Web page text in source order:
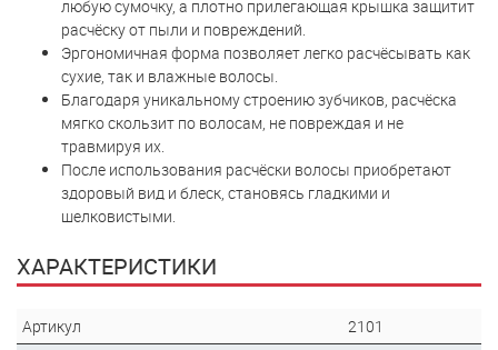
любую сумочку, а плотно прилегающая крышка защитит
расчёску от пыли и повреждений.
Эргономичная форма позволяет легко расчёсывать как
сухие, так и влажные волосы.
Благодаря уникальному строению зубчиков, расчёска
мягко скользит по волосам, не повреждая и не
травмируя их.
После использования расчёски волосы приобретают
здоровый вид и блеск, становясь гладкими и
шелковистыми.
ХАРАКТЕРИСТИКИ
Артикул
2101